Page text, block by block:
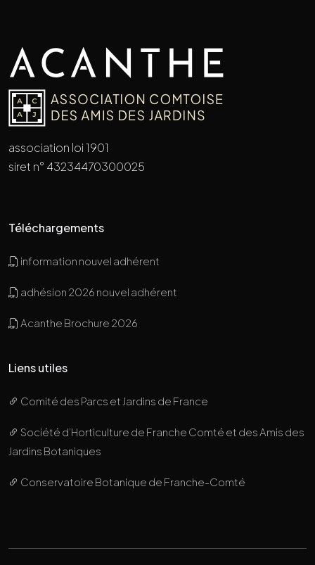
association loi 1901
siret n° 43234470300025
Téléchargements
information nouvel adhérent
adhésion 2026 nouvel adhérent
Acanthe Brochure 2026
Liens utiles
Comité des Parcs et Jardins de France
Société d’Horticulture de Franche Comté et des Amis des
Jardins Botaniques
Conservatoire Botanique de Franche-Comté